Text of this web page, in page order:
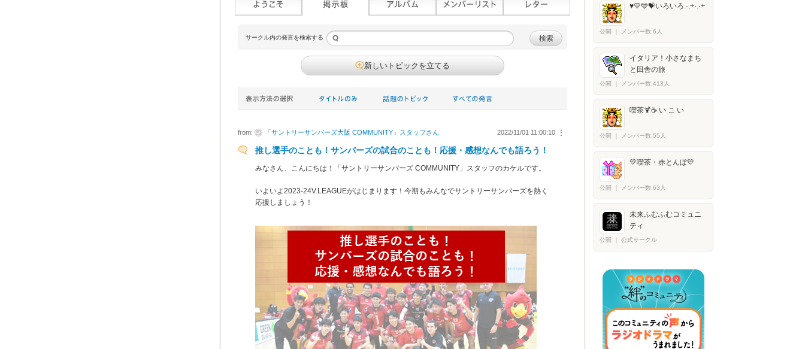
サークル内の発言を検索する 検索
新しいトピックを立てる
from: 「サントリーサンバーズ大阪 COMMUNITY」スタッフさん ︙
2022/11/01 11:00:10
推し選手のことも！サンバーズの試合のことも！応援・感想なんでも語ろう！
みなさん、こんにちは！「サントリーサンバーズ COMMUNITY」スタッフのカケルです。
いよいよ2023-24V.LEAGUEがはじまります！今期もみんなでサントリーサンバーズを熱く
応援しましょう！
♥️💛🩵💝いろいろ.·.+·.·+
公開 メンバー数:6人
イタリア！小さなまち
と田舎の旅
公開 メンバー数:413人
喫茶🍹☕ い こ い
公開 メンバー数:55人
💛喫茶・赤とんぼ💛
公開 メンバー数:63人
未来ふむふむコミュニ
ティ
公開 公式サークル